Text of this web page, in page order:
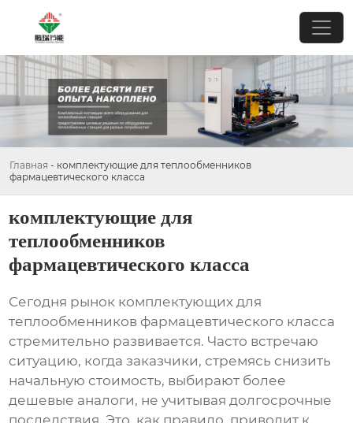
Главная - комплектующие для теплообменников
фармацевтического класса
комплектующие для
теплообменников
фармацевтического класса
Сегодня рынок комплектующих для
теплообменников фармацевтического класса
стремительно развивается. Часто встречаю
ситуацию, когда заказчики, стремясь снизить
начальную стоимость, выбирают более
дешевые аналоги, не учитывая долгосрочные